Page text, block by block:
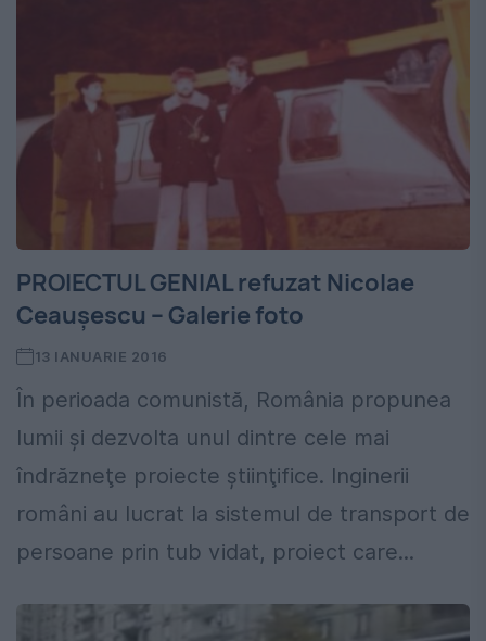
PROIECTUL GENIAL refuzat Nicolae
Ceauşescu – Galerie foto
13 IANUARIE 2016
În perioada comunistă, România propunea
lumii şi dezvolta unul dintre cele mai
îndrăzneţe proiecte ştiinţifice. Inginerii
români au lucrat la sistemul de transport de
persoane prin tub vidat, proiect care...